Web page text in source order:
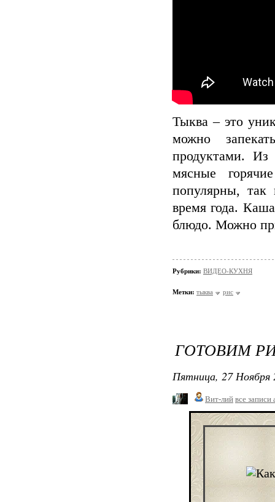
Тыква – это
можно
продуктами.
мясные
популярны, так
время года.
блюдо. Можно
Рубрики: ВИДЕО-КУХНЯ
Метки: тыква рис
ГОТОВИМ
Пятница, 27 Ноября
Вит-лий все записи